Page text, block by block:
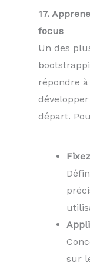
17.
focus
Un des
répondre
départ.
sur